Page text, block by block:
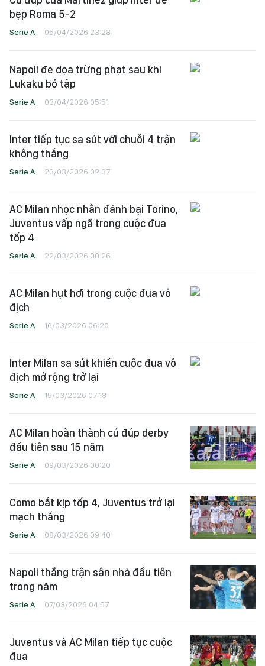
bẹp Roma 5-2
Serie A 05/04/2026 23:28
Napoli đe dọa trừng phạt sau khi
Lukaku bỏ tập
Serie A 03/04/2026 05:51
Inter tiếp tục sa sút với chuỗi 4 trận
không thắng
Serie A 23/03/2026 02:37
AC Milan nhọc nhằn đánh bại Torino,
Juventus vấp ngã trong cuộc đua
tốp 4
Serie A 22/03/2026 00:26
AC Milan hụt hơi trong cuộc đua vô
địch
Serie A 16/03/2026 06:20
Inter Milan sa sút khiến cuộc đua vô
địch mở rộng trở lại
Serie A 15/03/2026 07:18
AC Milan hoàn thành cú đúp derby
đầu tiên sau 15 năm
Serie A 09/03/2026 00:20
Como bắt kịp tốp 4, Juventus trở lại
mạch thắng
Serie A 08/03/2026 09:40
Napoli thắng trận sân nhà đầu tiên
trong năm
Serie A 07/03/2026 04:57
Juventus và AC Milan tiếp tục cuộc
đua